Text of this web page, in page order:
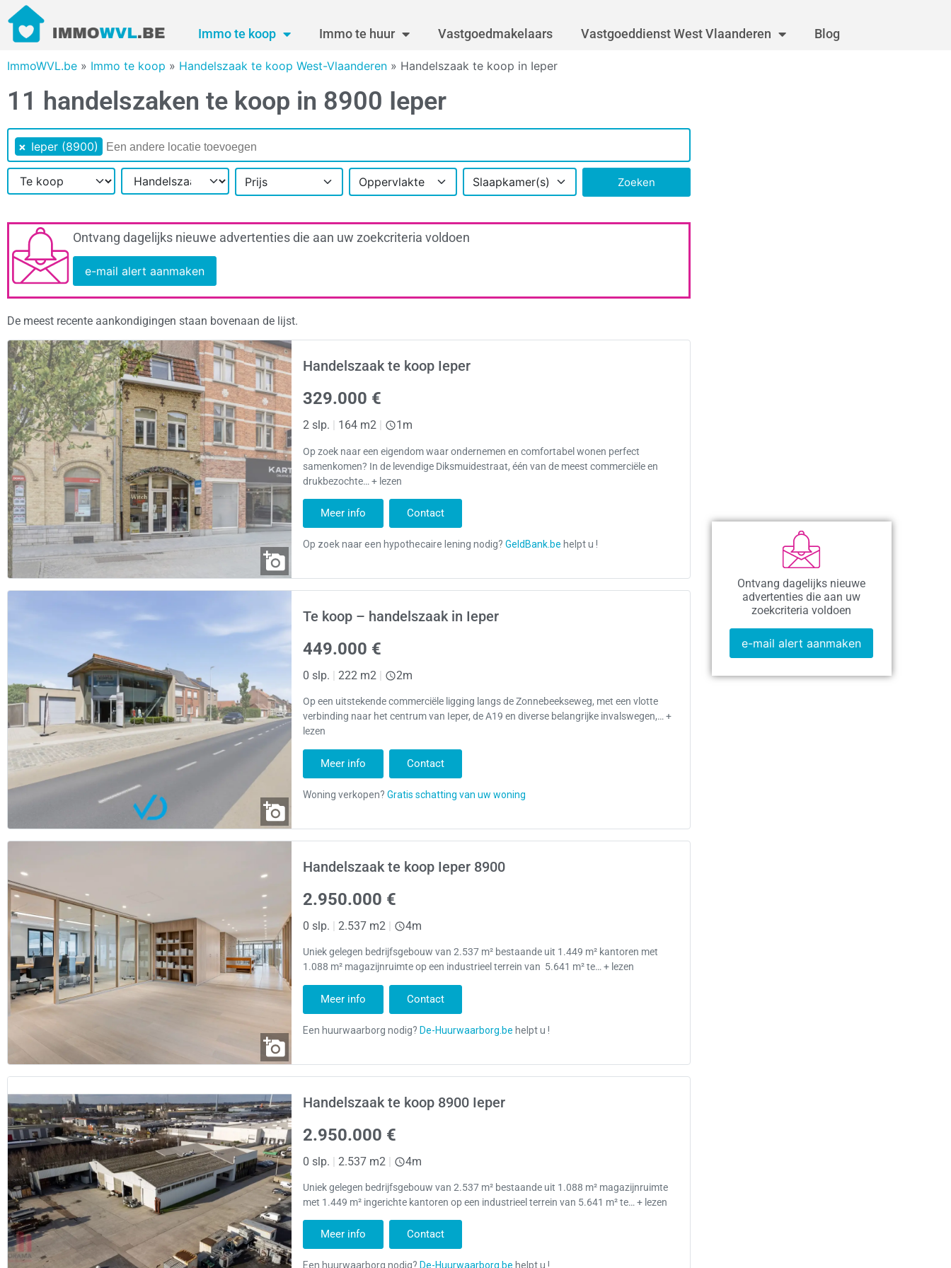
Immo te koop Immo te huur Vastgoedmakelaars Vastgoeddienst West Vlaanderen Blog
ImmoWVL.be » Immo te koop » Handelszaak te koop West-Vlaanderen » Handelszaak te koop in Ieper
11 handelszaken te koop in 8900 Ieper
× Ieper (8900)
Prijs Oppervlakte Slaapkamer(s) Zoeken
Ontvang dagelijks nieuwe advertenties die aan uw zoekcriteria voldoen
e-mail alert aanmaken
De meest recente aankondigingen staan bovenaan de lijst.
Handelszaak te koop Ieper
329.000 €
2 slp. 164 m2 1m
Op zoek naar een eigendom waar ondernemen en comfortabel wonen perfect
samenkomen? In de levendige Diksmuidestraat, één van de meest commerciële en
drukbezochte… + lezen
Meer info Contact
Te koop – handelszaak in Ieper
449.000 €
0 slp. | 222 m2 | 2m
Op een uitstekende commerciële ligging langs de Zonnebeekseweg, met een vlotte
verbinding naar het centrum van Ieper, de A19 en diverse belangrijke invalswegen,… +
lezen
Meer info Contact
Handelszaak te koop Ieper 8900
2.950.000 €
0 slp. | 2.537 m2 | 4m
Uniek gelegen bedrijfsgebouw van 2.537 m² bestaande uit 1.449 m² kantoren met
1.088 m² magazijnruimte op een industrieel terrein van 5.641 m² te… + lezen
Meer info Contact
Handelszaak te koop 8900 Ieper
2.950.000 €
0 slp. | 2.537 m2 | 4m
Uniek gelegen bedrijfsgebouw van 2.537 m² bestaande uit 1.088 m² magazijnruimte
met 1.449 m² ingerichte kantoren op een industrieel terrein van 5.641 m² te… + lezen
Meer info Contact
Ontvang dagelijks nieuwe
advertenties die aan uw
zoekcriteria voldoen
e-mail alert aanmaken